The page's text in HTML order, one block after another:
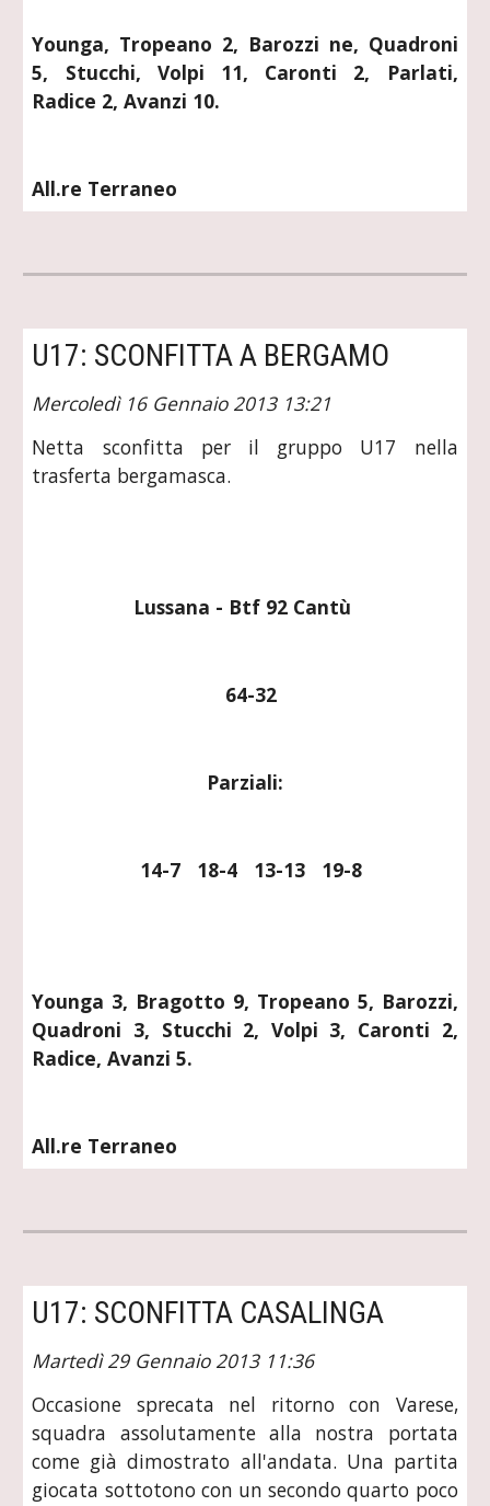
Younga, Tropeano 2, Barozzi ne, Quadroni
5, Stucchi, Volpi 11, Caronti 2, Parlati,
Radice 2, Avanzi 10.
All.re Terraneo
U17: SCONFITTA A BERGAMO
Mercoledì 16 Gennaio 2013 13:21
Netta sconfitta per il gruppo U17 nella
trasferta bergamasca.
Lussana - Btf 92 Cantù
  64-32
Parziali:
  14-7   18-4   13-13   19-8
Younga 3, Bragotto 9, Tropeano 5, Barozzi,
Quadroni 3, Stucchi 2, Volpi 3, Caronti 2,
Radice, Avanzi 5.
All.re Terraneo
U17: SCONFITTA CASALINGA
Martedì 29 Gennaio 2013 11:36
Occasione sprecata nel ritorno con Varese,
squadra assolutamente alla nostra portata
come già dimostrato all'andata. Una partita
giocata sottotono con un secondo quarto poco